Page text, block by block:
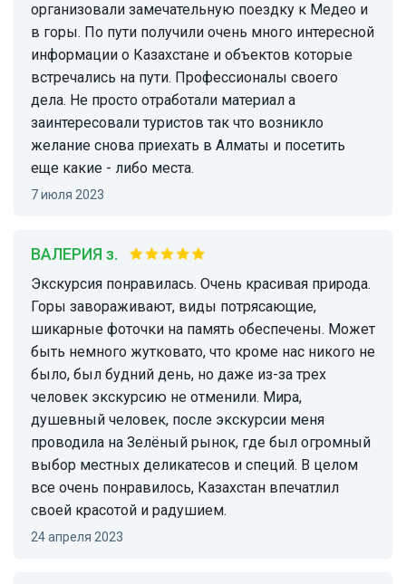
организовали замечательную поездку к Медео и
в горы. По пути получили очень много интересной
информации о Казахстане и объектов которые
встречались на пути. Профессионалы своего
дела. Не просто отработали материал а
заинтересовали туристов так что возникло
желание снова приехать в Алматы и посетить
еще какие - либо места.
7 июля 2023
ВАЛЕРИЯ з.
Экскурсия понравилась. Очень красивая природа.
Горы завораживают, виды потрясающие,
шикарные фоточки на память обеспечены. Может
быть немного жутковато, что кроме нас никого не
было, был будний день, но даже из-за трех
человек экскурсию не отменили. Мира,
душевный человек, после экскурсии меня
проводила на Зелёный рынок, где был огромный
выбор местных деликатесов и специй. В целом
все очень понравилось, Казахстан впечатлил
своей красотой и радушием.
24 апреля 2023